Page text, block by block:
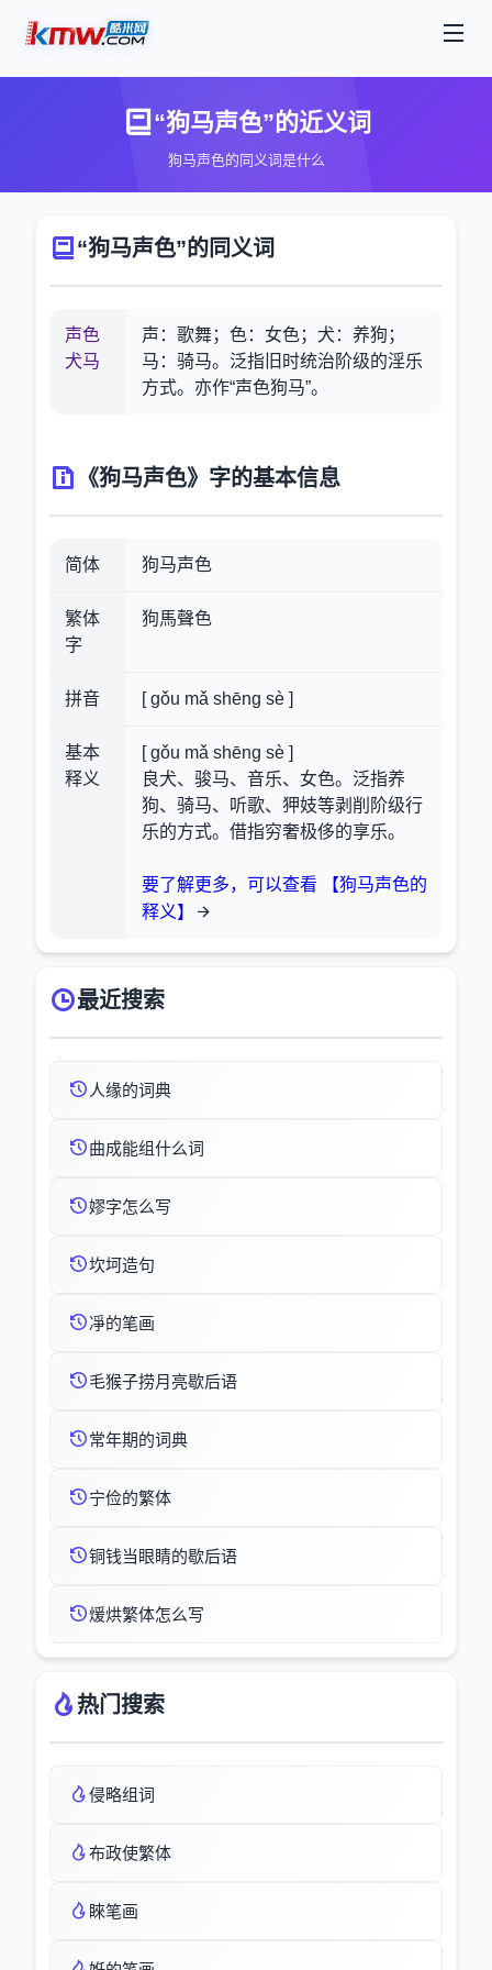
“狗马声色”的近义词
狗马声色的同义词是什么
“狗马声色”的同义词
声色
犬马
声：歌舞；色：女色；犬：养狗；
马：骑马。泛指旧时统治阶级的淫乐
方式。亦作“声色狗马”。
《狗马声色》字的基本信息
简体 狗马声色
繁体
字
狗馬聲色
拼音 [ gǒu mǎ shēng sè ]
基本
释义
[ gǒu mǎ shēng sè ]
良犬、骏马、音乐、女色。泛指养
狗、骑马、听歌、狎妓等剥削阶级行
乐的方式。借指穷奢极侈的享乐。
要了解更多，可以查看 【狗马声色的
释义】
最近搜索
人缘的词典
曲成能组什么词
嫪字怎么写
坎坷造句
凈的笔画
毛猴子捞月亮歇后语
常年期的词典
宁俭的繁体
铜钱当眼睛的歇后语
煖烘繁体怎么写
热门搜索
侵略组词
布政使繁体
睞笔画